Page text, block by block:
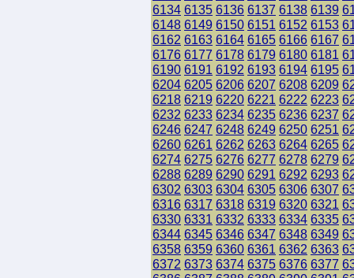
6134 6135 6136 6137 6138 6139
6148 6149 6150 6151 6152 6153
6162 6163 6164 6165 6166 6167
6176 6177 6178 6179 6180 6181
6190 6191 6192 6193 6194 6195
6204 6205 6206 6207 6208 6209
6218 6219 6220 6221 6222 6223
6232 6233 6234 6235 6236 6237
6246 6247 6248 6249 6250 6251
6260 6261 6262 6263 6264 6265
6274 6275 6276 6277 6278 6279
6288 6289 6290 6291 6292 6293
6302 6303 6304 6305 6306 6307
6316 6317 6318 6319 6320 6321
6330 6331 6332 6333 6334 6335
6344 6345 6346 6347 6348 6349
6358 6359 6360 6361 6362 6363
6372 6373 6374 6375 6376 6377